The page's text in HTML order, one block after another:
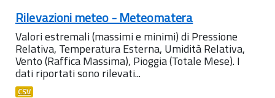
Rilevazioni meteo - Meteomatera
Valori estremali (massimi e minimi) di Pressione
Relativa, Temperatura Esterna, Umidità Relativa,
Vento (Raffica Massima), Pioggia (Totale Mese). I
dati riportati sono rilevati...
CSV